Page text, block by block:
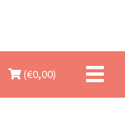
(€0,00)